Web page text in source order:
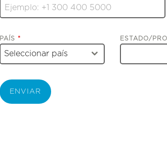
PAÍS *
Seleccionar país
ESTADO/
ENVIAR